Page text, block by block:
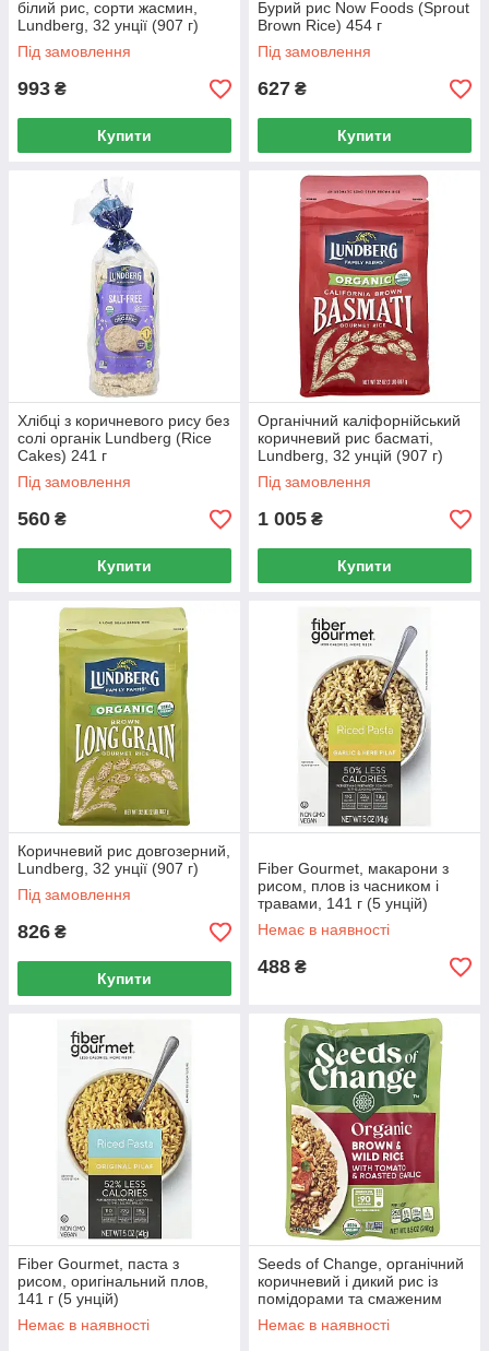
білий рис, сорти жасмин,
Lundberg, 32 унції (907 г)
Під замовлення
993 ₴
Купити
Бурий рис Now Foods (Sprout
Brown Rice) 454 г
Під замовлення
627 ₴
Купити
Хлібці з коричневого рису без
солі органік Lundberg (Rice
Cakes) 241 г
Під замовлення
560 ₴
Купити
Органічний каліфорнійський
коричневий рис басматі,
Lundberg, 32 унцій (907 г)
Під замовлення
1 005 ₴
Купити
Коричневий рис довгозерний,
Lundberg, 32 унції (907 г)
Під замовлення
826 ₴
Купити
Fiber Gourmet, макарони з
рисом, плов із часником і
травами, 141 г (5 унцій)
Немає в наявності
488 ₴
Fiber Gourmet, паста з
рисом, оригінальний плов,
141 г (5 унцій)
Немає в наявності
Seeds of Change, органічний
коричневий і дикий рис із
помідорами та смаженим
часником, 240 г (8,5 унції)
Немає в наявності